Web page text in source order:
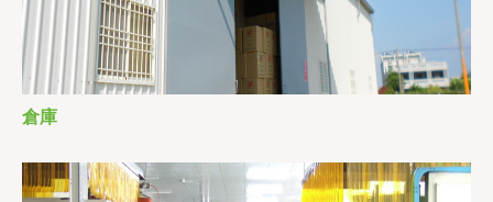
倉庫